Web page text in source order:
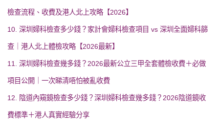
檢查流程、收費及港人北上攻略【2026】
10. 深圳婦科檢查多少錢？家計會婦科檢查項目 vs 深圳全面婦科篩
查｜港人北上體檢攻略【2026最新】
11. 深圳婦科檢查幾多錢？2026最新公立三甲全套體檢收費＋必做
項目公開｜一次睇清唔怕被亂收費
12. 陰道內窺鏡檢查多少錢？深圳婦科檢查幾多錢？2026陰道鏡收
費標準＋港人真實經驗分享